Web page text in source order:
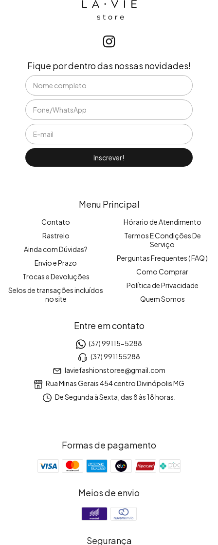
Fique por dentro das nossas novidades!
Menu Principal
Contato
Rastreio
Ainda com Dúvidas?
Envio e Prazo
Trocas e Devoluções
Selos de transações incluídos
no site
Hórario de Atendimento
Termos E Condições De
Serviço
Perguntas Frequentes ( FAQ )
Como Comprar
Política de Privacidade
Quem Somos
Entre em contato
(37) 99115-5288
(37) 991155288
laviefashionstoree@gmail.com
Rua Minas Gerais 454 centro Divinópolis MG
De Segunda à Sexta, das 8 às 18 horas.
Formas de pagamento
Meios de envio
Segurança